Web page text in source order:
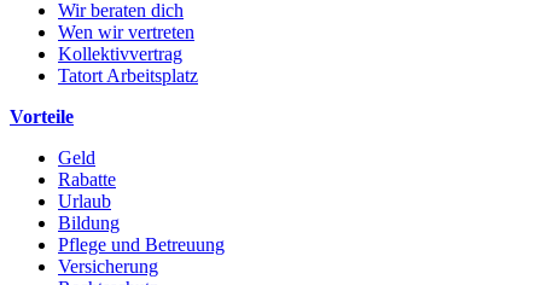
Wir beraten dich
Wen wir vertreten
Kollektivvertrag
Tatort Arbeitsplatz
Vorteile
Geld
Rabatte
Urlaub
Bildung
Pflege und Betreuung
Versicherung